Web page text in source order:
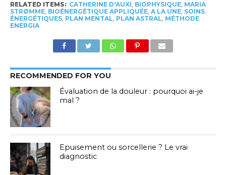
RELATED ITEMS: CATHERINE D'AUXI, BIOPHYSIQUE, MARIA
STRØMME, BIOÉNERGÉTIQUE APPLIQUÉE, A LA UNE, SOINS
ÉNERGÉTIQUES, PLAN MENTAL, PLAN ASTRAL, MÉTHODE
ENERGIA
RECOMMENDED FOR YOU
Évaluation de la douleur : pourquoi ai-je
mal ?
Epuisement ou sorcellerie ? Le vrai
diagnostic